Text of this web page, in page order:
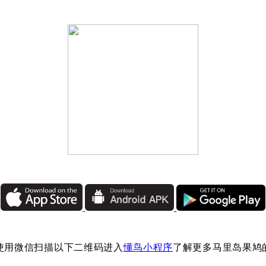
用微信扫描以下二维码进入懂鸟小程序了解更多马里岛果鸠